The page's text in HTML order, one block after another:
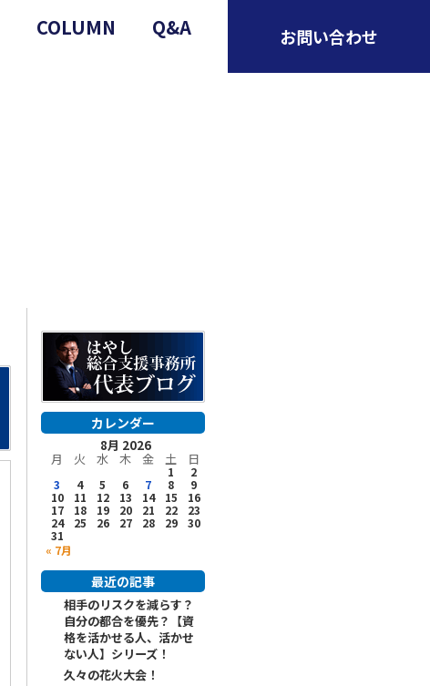
COLUMN Q&A お問い合わせ
カレンダー
8月 2026
月 火 水 木 金 土 日
« 7月
1
2
3
4 5 6 7 8
9
10
11 12 13 14 15
16
17
18 19 20 21 22
23
24
25 26 27 28 29
30
31
最近の記事
相手のリスクを減らす？
自分の都合を優先？【資
格を活かせる人、活かせ
ない人】シリーズ！
久々の花火大会！